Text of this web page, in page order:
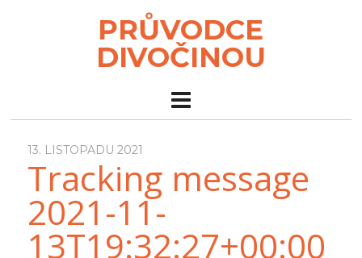
PRŮVODCE
DIVOČINOU
13. LISTOPADU 2021
Tracking message
2021-11-
13T19:32:27+00:00